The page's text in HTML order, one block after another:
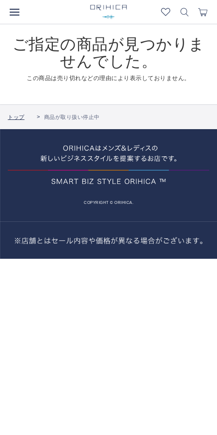
ご指定の商品が見つかりま
せんでした。
この商品は売り切れなどの理由により表示しておりません。
トップ 商品が取り扱い停止中
COPYRIGHT © ORIHICA.